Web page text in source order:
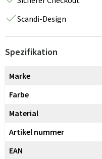
Scandi-Design
Spezifikation
Marke
Farbe
Material
Artikel nummer
EAN